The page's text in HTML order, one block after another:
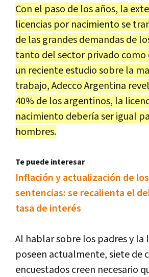
Con el paso de los años, la
licencias por nacimiento se
de las grandes demandas de
tanto del sector privado como
un reciente estudio sobre la
trabajo, Adecco Argentina
40% de los argentinos, la
nacimiento debería ser igual
hombres.
Te puede interesar
Inflación y actualización de
sentencias: se recalienta el
tasa de interés
Al hablar sobre los padres y la
poseen actualmente, siete de
encuestados creen necesario